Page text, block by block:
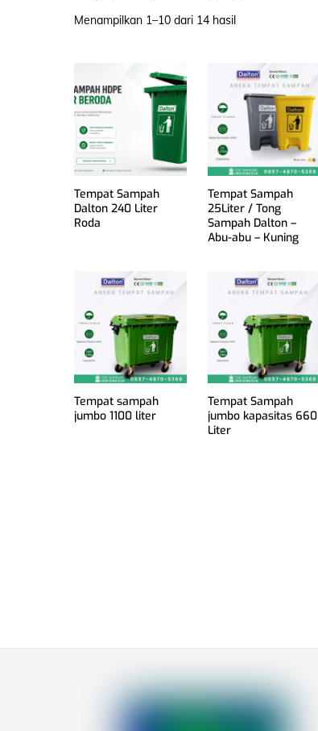
Menampilkan 1–10 dari 14 hasil
Tempat Sampah
Dalton 240 Liter
Roda
Tempat Sampah
25Liter / Tong
Sampah Dalton –
Abu-abu – Kuning
Tempat sampah
jumbo 1100 liter
Tempat Sampah
jumbo kapasitas 660
Liter